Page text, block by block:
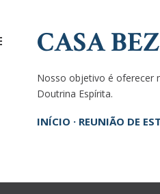
CASA
Nosso objetivo é oferecer
Doutrina Espírita.
INÍCIO REUNIÃO DE